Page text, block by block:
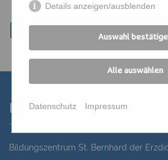
Kontakt
Bildungszentrum St. Bernhard der
Details anzeigen/ausblenden
Auswahl
Alle auswählen
Datenschutz Impressum